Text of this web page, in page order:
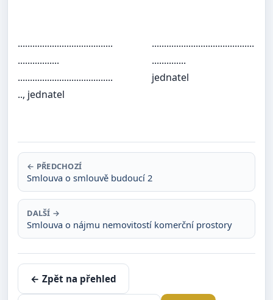
.......................................
.................
..........................................
..............
.......................................
.., jednatel
jednatel
← PŘEDCHOZÍ
Smlouva o smlouvě budoucí 2
DALŠÍ →
Smlouva o nájmu nemovitostí komerční prostory
← Zpět na přehled